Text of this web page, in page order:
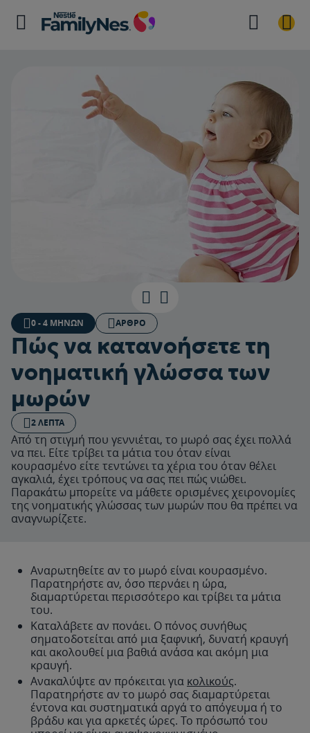
0 - 4 ΜΗΝΏΝ ΆΡΘΡΟ
Πώς να κατανοήσετε τη
νοηματική γλώσσα των
μωρών
2 ΛΕΠΤΆ
Από τη στιγμή που γεννιέται, το μωρό σας έχει πολλά
να πει. Είτε τρίβει τα μάτια του όταν είναι
κουρασμένο είτε τεντώνει τα χέρια του όταν θέλει
αγκαλιά, έχει τρόπους να σας πει πώς νιώθει.
Παρακάτω μπορείτε να μάθετε ορισμένες χειρονομίες
της νοηματικής γλώσσας των μωρών που θα πρέπει να
αναγνωρίζετε.
Αναρωτηθείτε αν το μωρό είναι κουρασμένο.
Παρατηρήστε αν, όσο περνάει η ώρα,
διαμαρτύρεται περισσότερο και τρίβει τα μάτια
του.
Καταλάβετε αν πονάει. Ο πόνος συνήθως
σηματοδοτείται από μια ξαφνική, δυνατή κραυγή
και ακολουθεί μια βαθιά ανάσα και ακόμη μια
κραυγή.
Ανακαλύψτε αν πρόκειται για κολικούς.
Παρατηρήστε αν το μωρό σας διαμαρτύρεται
έντονα και συστηματικά αργά το απόγευμα ή το
βράδυ και για αρκετές ώρες. Το πρόσωπό του